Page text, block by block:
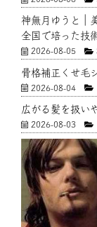
神無月ゆうと｜
全国で培った技
2026-08-05
骨格補正くせ毛
2026-08-04
広がる髪を扱い
2026-08-03